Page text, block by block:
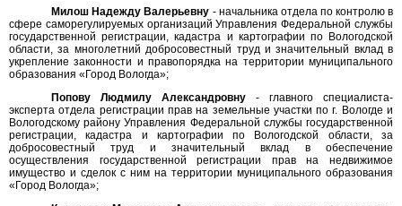
Милош Надежду Валерьевну - начальника отдела по контролю в
сфере саморегулируемых организаций Управления Федеральной службы
государственной регистрации, кадастра и картографии по Вологодской
области, за многолетний добросовестный труд и значительный вклад в
укрепление законности и правопорядка на территории муниципального
образования «Город Вологда»;
Попову Людмилу Александровну - главного специалиста-
эксперта отдела регистрации прав на земельные участки по г. Вологде и
Вологодскому району Управления Федеральной службы государственной
регистрации, кадастра и картографии по Вологодской области, за
добросовестный труд и значительный вклад в обеспечение
осуществления государственной регистрации прав на недвижимое
имущество и сделок с ним на территории муниципального образования
«Город Вологда»;